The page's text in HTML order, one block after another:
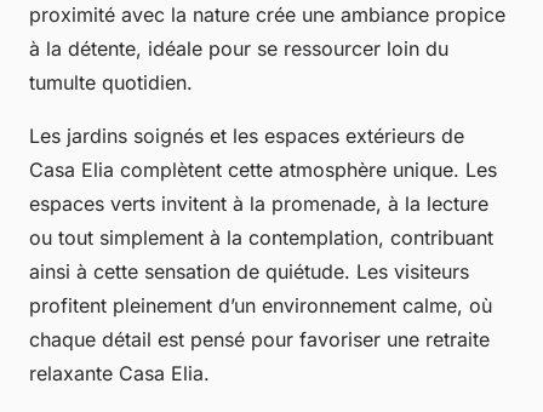
proximité avec la nature crée une ambiance propice
à la détente, idéale pour se ressourcer loin du
tumulte quotidien.
Les jardins soignés et les espaces extérieurs de
Casa Elia complètent cette atmosphère unique. Les
espaces verts invitent à la promenade, à la lecture
ou tout simplement à la contemplation, contribuant
ainsi à cette sensation de quiétude. Les visiteurs
profitent pleinement d’un environnement calme, où
chaque détail est pensé pour favoriser une retraite
relaxante Casa Elia.